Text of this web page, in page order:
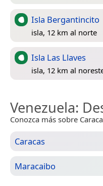
Isla Bergantincito
isla, 12 km al norte
Isla Las Llaves
isla, 12 km al
Venezuela:
Conozca más sobre
Caracas
Maracaibo